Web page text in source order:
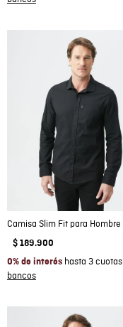
Camisa Slim Fit para Hombre
$ 189.900
0% de interés hasta 3 cuotas